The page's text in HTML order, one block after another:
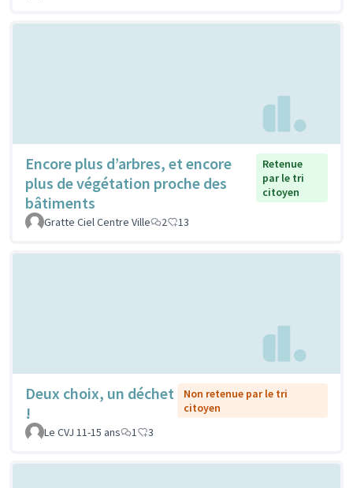
Encore plus d’arbres, et encore
plus de végétation proche des
bâtiments
Retenue
par le tri
citoyen
Gratte Ciel Centre Ville 2 13
Deux choix, un déchet
!
Non retenue par le tri
citoyen
Le CVJ 11-15 ans
1 3